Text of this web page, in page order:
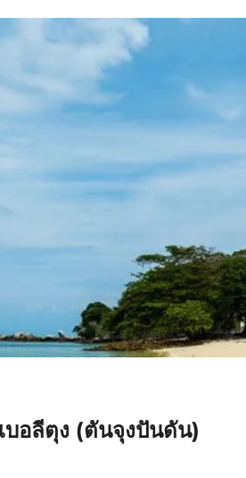
บอลีตุง (ตันจุงปันดัน)